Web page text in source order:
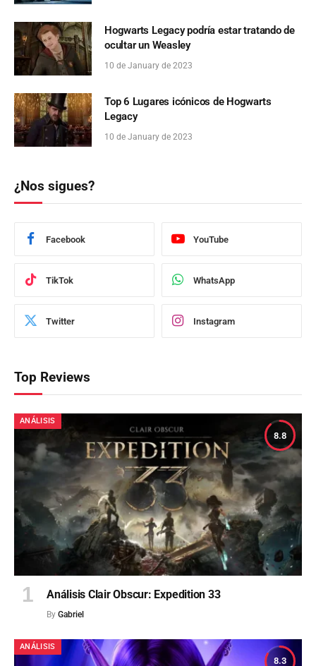
Hogwarts Legacy podría estar tratando de
ocultar un Weasley
10 de January de 2023
Top 6 Lugares icónicos de Hogwarts
Legacy
10 de January de 2023
¿Nos sigues?
Facebook YouTube
TikTok WhatsApp
Twitter Instagram
Top Reviews
8.8
ANÁLISIS
Análisis Clair Obscur: Expedition 33
By Gabriel
8.3
ANÁLISIS